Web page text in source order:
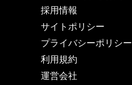
採用情報
サイトポリシー
プライバシーポリシー
利用規約
運営会社